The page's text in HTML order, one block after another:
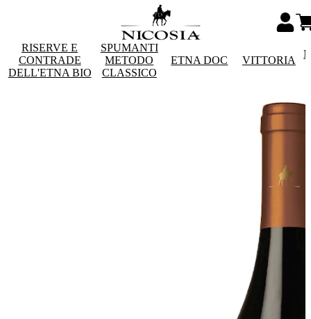
RISERVE E
CONTRADE
DELL'ETNA BIO
SPUMANTI
METODO
CLASSICO
ETNA DOC VITTORIA